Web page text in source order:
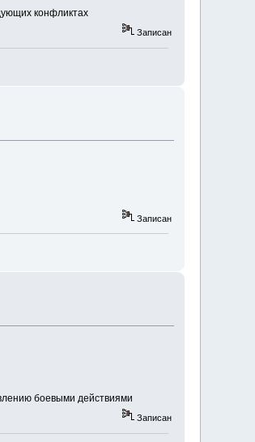
конфликтах
Записан
Записан
боевыми действиями
Записан